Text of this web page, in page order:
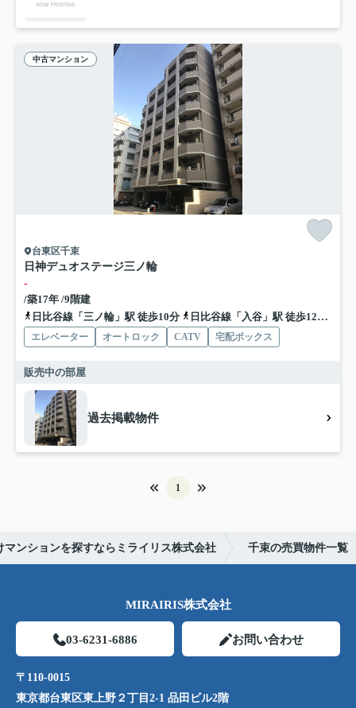
中古マンション
台東区千束
日神デュオステージ三ノ輪
-
/築17年 /9階建
日比谷線「三ノ輪」駅 徒歩10分
日比谷線「入谷」駅 徒歩12分
エレベーター オートロック CATV 宅配ボックス
販売中の部屋
過去掲載物件
1
マンションを探すならミライリス株式会社 千束の売買物件一覧
MIRAIRIS株式会社
03-6231-6886 お問い合わせ
〒110-0015
東京都台東区東上野２丁目2-1 品田ビル2階